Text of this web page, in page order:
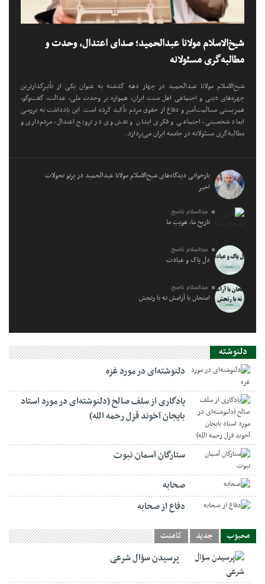
شیخ‌الاسلام مولانا عبدالحمید؛ صدای اعتدال، وحدت و
مطالبه‌گری مسئولانه
شیخ‌الاسلام مولانا عبدالحمید در چهار دهه گذشته به عنوان یکی از تأثیرگذارترین
چهره‌های دینی و اجتماعی اهل سنت ایران، همواره بر وحدت ملی، عدالت، گفت‌وگو،
همزیستی مسالمت‌آمیز و دفاع از حقوق مردم تأکید کرده است. این یادداشت به بررسی
ابعاد شخصیتی، اجتماعی و فکری ایشان و نقش وی در ترویج اعتدال، مردم‌داری و
مطالبه‌گری مسئولانه در جامعه ایران می‌پردازد.
بازخوانی دیدگاه‌های شیخ‌الاسلام مولانا عبدالحمید در پرتو تحولات
اخیر
عبدالسلام ناصح
تاریخِ ما، هویتِ ما
عبدالسلام ناصح
دل پاک و عبادت
عبدالسلام ناصح
امتحان با آرامش نه با رنجش
دلنوشته
دلنوشته‌ای در مورد غزه
یادگاری از سلف صالح (دلنوشته‌ای در مورد استاد
بایجان آخوند قزل رحمه الله)
ستارگان آسمان نبوت
صحابه
دفاع از صحابه
محبوب جدید کامنت
پرسیدن سؤال شرعی